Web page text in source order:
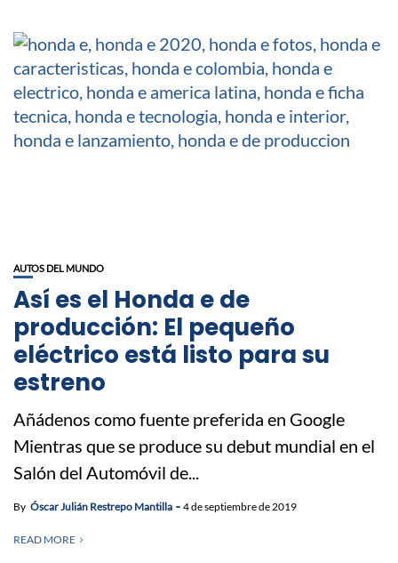
AUTOS DEL MUNDO
Así es el Honda e de
producción: El pequeño
eléctrico está listo para su
estreno
Añádenos como fuente preferida en Google
Mientras que se produce su debut mundial en el
Salón del Automóvil de...
By Óscar Julián Restrepo Mantilla 4 de septiembre de 2019
READ MORE